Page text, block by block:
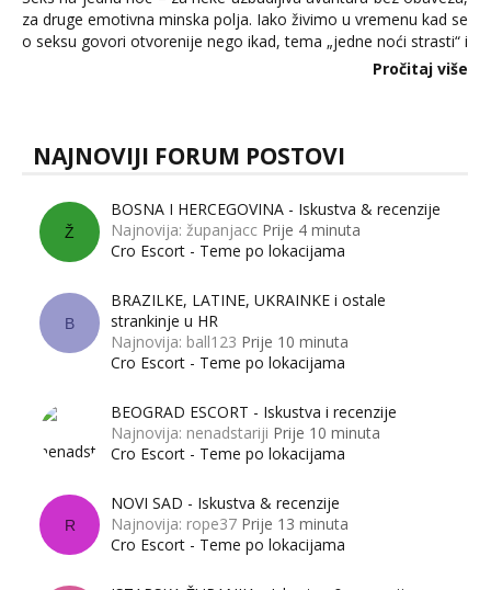
za druge emotivna minska polja. Iako živimo u vremenu kad se
o seksu govori otvorenije nego ikad, tema „jedne noći strasti“ i
dalje izaziva burne rasprave. Što zapravo misle žene, a što
Pročitaj više
NAJNOVIJI FORUM POSTOVI
Ž
BOSNA I HERCEGOVINA - Iskustva & recenzije
Najnovija: županjacc Prije 4 minuta
Cro Escort - Teme po lokacijama
B
BRAZILKE, LATINE, UKRAINKE i ostale
strankinje u HR
Najnovija: ball123 Prije 10 minuta
Cro Escort - Teme po lokacijama
BEOGRAD ESCORT - Iskustva i recenzije
Najnovija: nenadstariji Prije 10 minuta
Cro Escort - Teme po lokacijama
R
NOVI SAD - Iskustva & recenzije
Najnovija: rope37 Prije 13 minuta
Cro Escort - Teme po lokacijama